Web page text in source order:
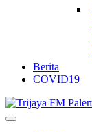
Berita
COVID19